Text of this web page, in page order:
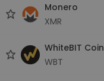
Monero
XMR
WhiteBIT Coin
WBT